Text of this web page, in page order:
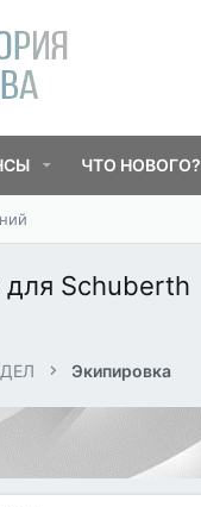
ЧТО НОВОГО?
Schuberth
Экипировка